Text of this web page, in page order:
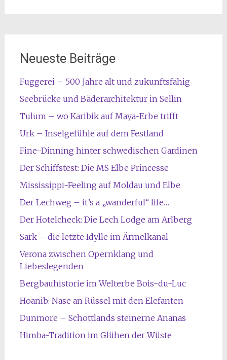
Neueste Beiträge
Fuggerei – 500 Jahre alt und zukunftsfähig
Seebrücke und Bäderarchitektur in Sellin
Tulum – wo Karibik auf Maya-Erbe trifft
Urk – Inselgefühle auf dem Festland
Fine-Dinning hinter schwedischen Gardinen
Der Schiffstest: Die MS Elbe Princesse
Mississippi-Feeling auf Moldau und Elbe
Der Lechweg – it’s a „wanderful“ life…
Der Hotelcheck: Die Lech Lodge am Arlberg
Sark – die letzte Idylle im Ärmelkanal
Verona zwischen Opernklang und
Liebeslegenden
Bergbauhistorie im Welterbe Bois-du-Luc
Hoanib: Nase an Rüssel mit den Elefanten
Dunmore – Schottlands steinerne Ananas
Himba-Tradition im Glühen der Wüste